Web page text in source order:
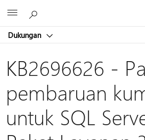
Dukungan
KB2696626 -
pembaruan
untuk SQL